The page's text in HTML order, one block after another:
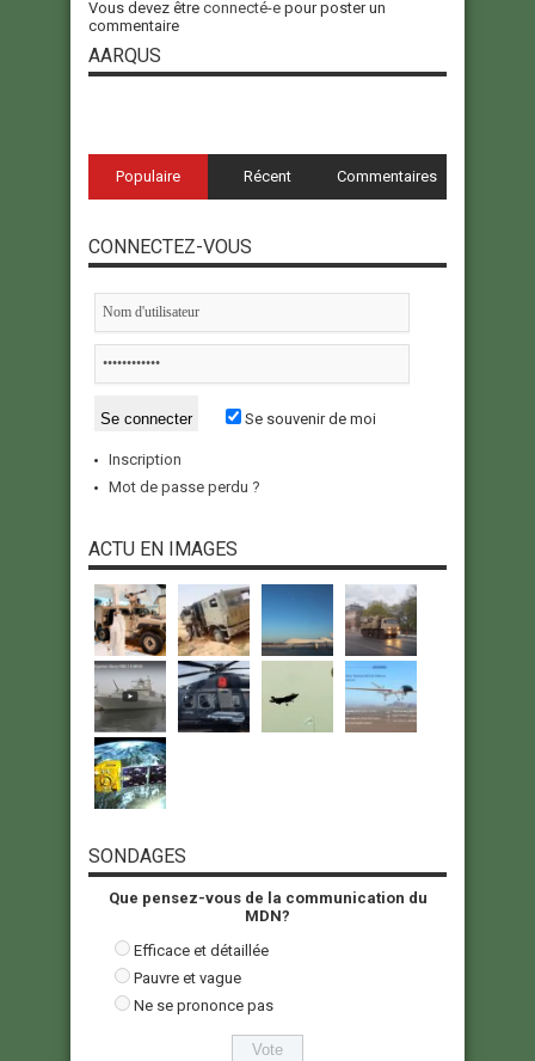
Vous devez être connecté-e pour poster un
commentaire
AARQUS
Populaire Récent Commentaires
CONNECTEZ-VOUS
Se souvenir de moi
Inscription
Mot de passe perdu ?
ACTU EN IMAGES
SONDAGES
Que pensez-vous de la communication du
MDN?
Efficace et détaillée
Pauvre et vague
Ne se prononce pas